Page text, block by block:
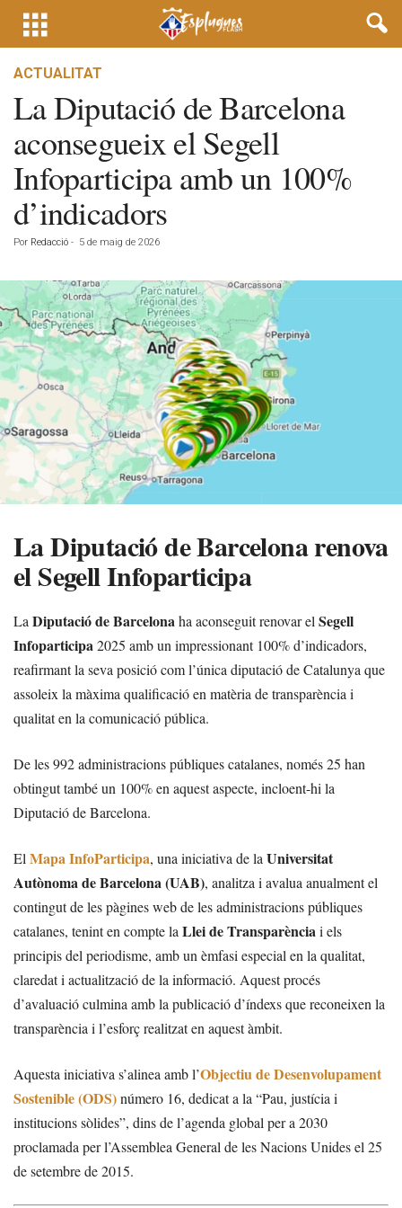
ACTUALITAT
La Diputació de Barcelona
aconsegueix el Segell
Infoparticipa amb un 100%
d’indicadors
Por Redacció - 5 de maig de 2026
La Diputació de Barcelona renova
el Segell Infoparticipa
La Diputació de Barcelonaha aconseguit renovar el Segell
Infoparticipa2025 amb un impressionant 100% d’indicadors,
reafirmant la seva posició com l’única diputació de Catalunya que
assoleix la màxima qualificació en matèria de transparència i
qualitat en la comunicació pública.
De les 992 administracions públiques catalanes, només 25 han
obtingut també un 100% en aquest aspecte, incloent-hi la
Diputació de Barcelona.
El Mapa InfoParticipa, una iniciativa de la Universitat
Autònoma de Barcelona (UAB), analitza i avalua anualment el
contingut de les pàgines web de les administracions públiques
catalanes, tenint en compte la Llei de Transparènciai els
principis del periodisme, amb un èmfasi especial en la qualitat,
claredat i actualització de la informació. Aquest procés
d’avaluació culmina amb la publicació d’índexs que reconeixen la
transparència i l’esforç realitzat en aquest àmbit.
Aquesta iniciativa s’alinea amb l’Objectiu de Desenvolupament
Sostenible (ODS)número 16, dedicat a la “Pau, justícia i
institucions sòlides”, dins de l’agenda global per a 2030
proclamada per l’Assemblea General de les Nacions Unides el 25
de setembre de 2015.